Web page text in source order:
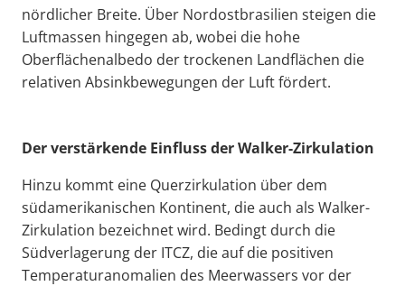
nördlicher Breite. Über Nordostbrasilien steigen die
Luftmassen hingegen ab, wobei die hohe
Oberflächenalbedo der trockenen Landflächen die
relativen Absinkbewegungen der Luft fördert.
Der verstärkende Einfluss der Walker-Zirkulation
Hinzu kommt eine Querzirkulation über dem
südamerikanischen Kontinent, die auch als Walker-
Zirkulation bezeichnet wird. Bedingt durch die
Südverlagerung der ITCZ, die auf die positiven
Temperaturanomalien des Meerwassers vor der